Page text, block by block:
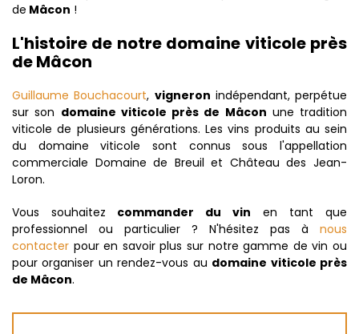
de Mâcon !
L'histoire de notre domaine viticole près
de Mâcon
Guillaume Bouchacourt, vigneron indépendant, perpétue
sur son domaine viticole près de Mâcon une tradition
viticole de plusieurs générations. Les vins produits au sein
du domaine viticole sont connus sous l'appellation
commerciale Domaine de Breuil et Château des Jean-
Loron.
Vous souhaitez commander du vin en tant que
professionnel ou particulier ? N'hésitez pas à nous
contacter pour en savoir plus sur notre gamme de vin ou
pour organiser un rendez-vous au domaine viticole près
de Mâcon.